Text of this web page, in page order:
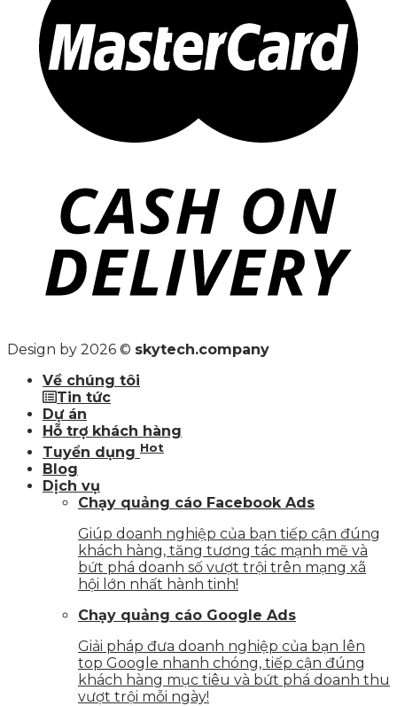
Design by 2026 © skytech.company
Về chúng tôi
Tin tức
Dự án
Hỗ trợ khách hàng
Tuyển dụng Hot
Blog
Dịch vụ
Chạy quảng cáo Facebook Ads
Giúp doanh nghiệp của bạn tiếp cận đúng
khách hàng, tăng tương tác mạnh mẽ và
bứt phá doanh số vượt trội trên mạng xã
hội lớn nhất hành tinh!
Chạy quảng cáo Google Ads
Giải pháp đưa doanh nghiệp của bạn lên
top Google nhanh chóng, tiếp cận đúng
khách hàng mục tiêu và bứt phá doanh thu
vượt trội mỗi ngày!